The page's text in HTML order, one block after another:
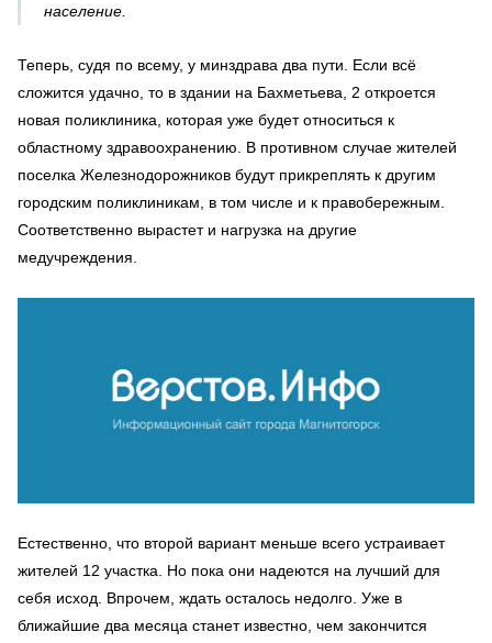
население.
Теперь, судя по всему, у минздрава два пути. Если всё
сложится удачно, то в здании на Бахметьева, 2 откроется
новая поликлиника, которая уже будет относиться к
областному здравоохранению. В противном случае жителей
поселка Железнодорожников будут прикреплять к другим
городским поликлиникам, в том числе и к правобережным.
Соответственно вырастет и нагрузка на другие
медучреждения.
Естественно, что второй вариант меньше всего устраивает
жителей 12 участка. Но пока они надеются на лучший для
себя исход. Впрочем, ждать осталось недолго. Уже в
ближайшие два месяца станет известно, чем закончится